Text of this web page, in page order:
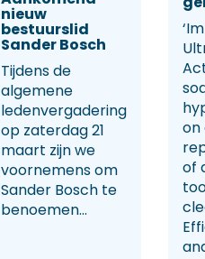
nieuw
bestuurslid
Sander Bosch
Tijdens de
algemene
ledenvergadering
op zaterdag 21
maart zijn we
voornemens om
Sander Bosch te
benoemen...
on
of